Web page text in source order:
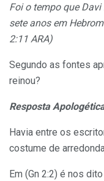
Foi o tempo que
sete anos em
2:11 ARA)
Segundo as fontes
reinou?
Resposta
Havia entre os
costume de
Em (Gn 2:2) é nos